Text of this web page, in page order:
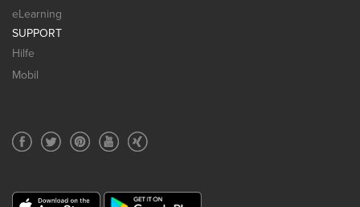
eLearning
SUPPORT
Hilfe
Mobil